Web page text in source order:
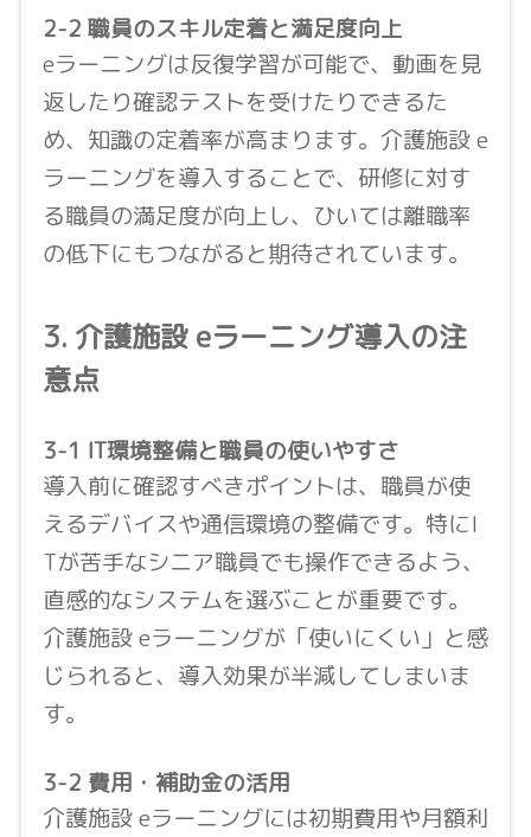
2-2 職員のスキル定着と満足度向上
eラーニングは反復学習が可能で、動画を見
返したり確認テストを受けたりできるた
め、知識の定着率が高まります。介護施設 e
ラーニングを導入することで、研修に対す
る職員の満足度が向上し、ひいては離職率
の低下にもつながると期待されています。
3. 介護施設 eラーニング導入の注
意点
3-1 IT環境整備と職員の使いやすさ
導入前に確認すべきポイントは、職員が使
えるデバイスや通信環境の整備です。特にI
Tが苦手なシニア職員でも操作できるよう、
直感的なシステムを選ぶことが重要です。
介護施設 eラーニングが「使いにくい」と感
じられると、導入効果が半減してしまいま
す。
3-2 費用・補助金の活用
介護施設 eラーニングには初期費用や月額利